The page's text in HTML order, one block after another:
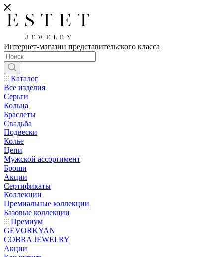
Интернет-магазин представительского класса
Каталог
Все изделия
Серьги
Кольца
Браслеты
Свадьба
Подвески
Колье
Цепи
Мужской ассортимент
Броши
Акции
Сертификаты
Коллекции
Премиальные коллекции
Базовые коллекции
Премиум
GEVORKYAN
COBRA JEWELRY
Акции